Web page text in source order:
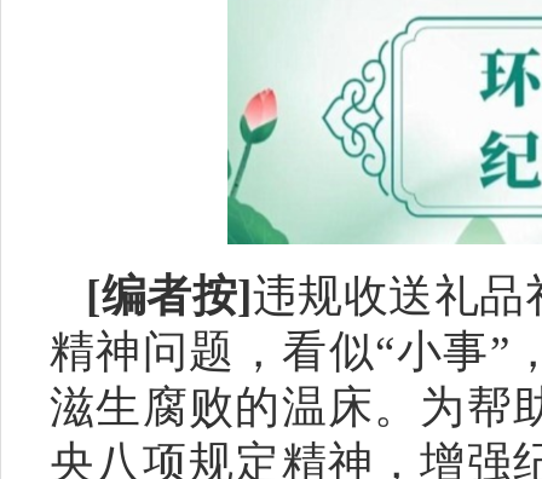
[编者按]违规收送礼品
精神问题，看似“小事”
滋生腐败的温床。为帮
央八项规定精神，增强